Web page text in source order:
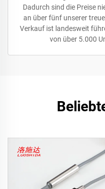
Dadurch sind die Preise
an über fünf unserer
Verkauf ist landesweit
von über 5.000